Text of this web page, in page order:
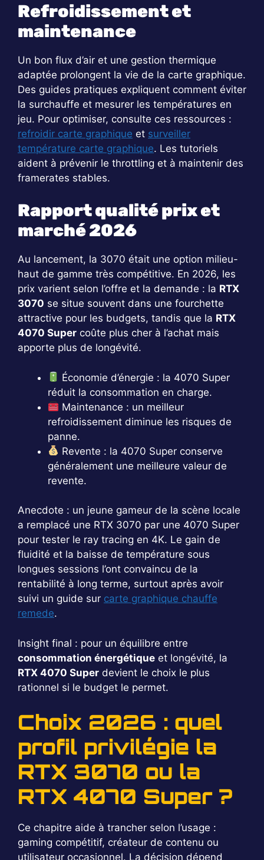
Refroidissement et
maintenance
Un bon flux d’air et une gestion thermique
adaptée prolongent la vie de la carte graphique.
Des guides pratiques expliquent comment éviter
la surchauffe et mesurer les températures en
jeu. Pour optimiser, consulte ces ressources :
refroidir carte graphique et surveiller
température carte graphique. Les tutoriels
aident à prévenir le throttling et à maintenir des
framerates stables.
Rapport qualité prix et
marché 2026
Au lancement, la 3070 était une option milieu-
haut de gamme très compétitive. En 2026, les
prix varient selon l’offre et la demande : la RTX
3070 se situe souvent dans une fourchette
attractive pour les budgets, tandis que la RTX
4070 Super coûte plus cher à l’achat mais
apporte plus de longévité.
Économie d’énergie : la 4070 Super
réduit la consommation en charge.
Maintenance : un meilleur
refroidissement diminue les risques de
panne.
Revente : la 4070 Super conserve
généralement une meilleure valeur de
revente.
Anecdote : un jeune gameur de la scène locale
a remplacé une RTX 3070 par une 4070 Super
pour tester le ray tracing en 4K. Le gain de
fluidité et la baisse de température sous
longues sessions l’ont convaincu de la
rentabilité à long terme, surtout après avoir
suivi un guide sur carte graphique chauffe
remede.
Insight final : pour un équilibre entre
consommation énergétique et longévité, la
RTX 4070 Super devient le choix le plus
rationnel si le budget le permet.
Choix 2026 : quel
profil privilégie la
RTX 3070 ou la
RTX 4070 Super ?
Ce chapitre aide à trancher selon l’usage :
gaming compétitif, créateur de contenu ou
utilisateur occasionnel. La décision dépend